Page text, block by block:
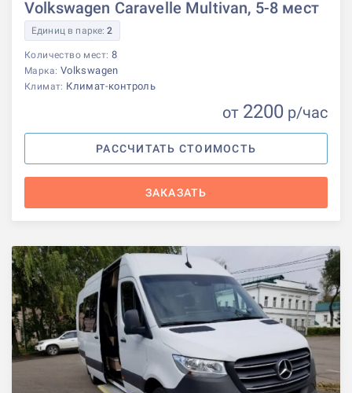
Volkswagen Caravelle Multivan, 5-8 мест
Единиц в парке:2
Количество мест: 8
Марка: Volkswagen
Климат: Климат-контроль
от 2200 р/час
РАССЧИТАТЬ СТОИМОСТЬ
ЗАКАЗАТЬ